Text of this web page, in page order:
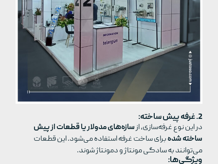
2. غرفه‌ پیش ساخته:
در این نوع غرفه‌سازی، ازسازه‌های مدولار یا قطعات از پیش
ساخته شدهبرای ساخت غرفه استفاده می‌شود. این قطعات
می‌توانند به سادگی مونتاژ و دمونتاژ شوند.
ویژگی‌ها: